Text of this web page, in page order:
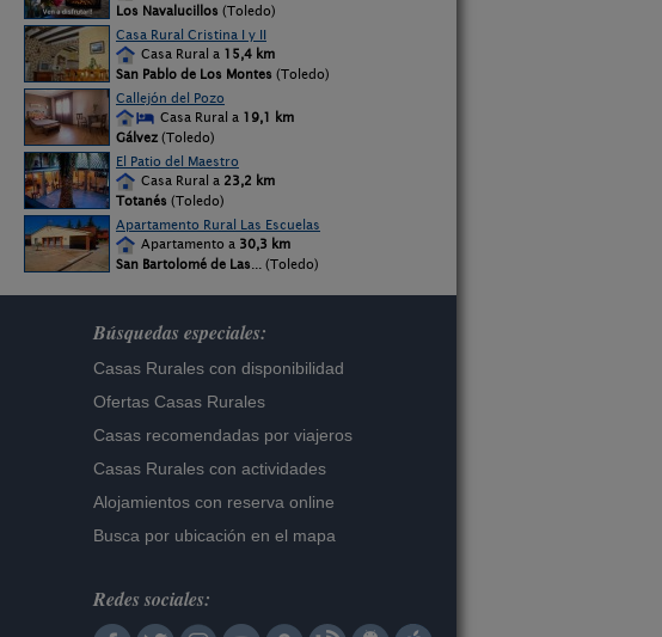
Los Navalucillos (Toledo)
Casa Rural Cristina I y II
Casa Rural a 15,4 km
San Pablo de Los Montes (Toledo)
Callejón del Pozo
Casa Rural a 19,1 km
Gálvez (Toledo)
El Patio del Maestro
Casa Rural a 23,2 km
Totanés (Toledo)
Apartamento Rural Las Escuelas
Apartamento a 30,3 km
San Bartolomé de Las... (Toledo)
Búsquedas especiales:
Casas Rurales con disponibilidad
Ofertas Casas Rurales
Casas recomendadas por viajeros
Casas Rurales con actividades
Alojamientos con reserva online
Busca por ubicación en el mapa
Redes sociales: